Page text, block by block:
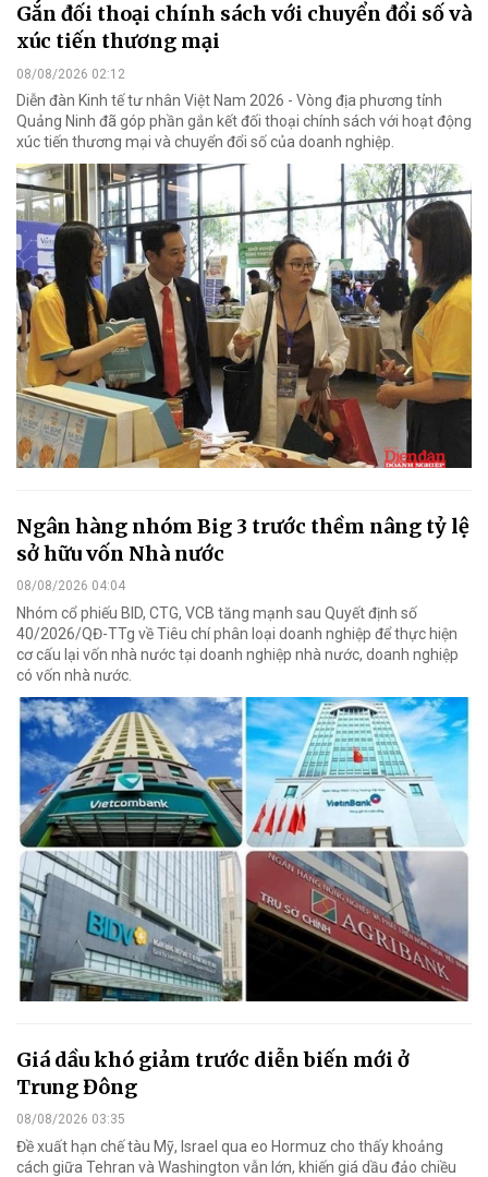
Gắn đối thoại chính sách với chuyển đổi số và
xúc tiến thương mại
08/08/2026 02:12
Diễn đàn Kinh tế tư nhân Việt Nam 2026 - Vòng địa phương tỉnh
Quảng Ninh đã góp phần gắn kết đối thoại chính sách với hoạt động
xúc tiến thương mại và chuyển đổi số của doanh nghiệp.
Ngân hàng nhóm Big 3 trước thềm nâng tỷ lệ
sở hữu vốn Nhà nước
08/08/2026 04:04
Nhóm cổ phiếu BID, CTG, VCB tăng mạnh sau Quyết định số
40/2026/QĐ-TTg về Tiêu chí phân loại doanh nghiệp để thực hiện
cơ cấu lại vốn nhà nước tại doanh nghiệp nhà nước, doanh nghiệp
có vốn nhà nước.
Giá dầu khó giảm trước diễn biến mới ở
Trung Đông
08/08/2026 03:35
Đề xuất hạn chế tàu Mỹ, Israel qua eo Hormuz cho thấy khoảng
cách giữa Tehran và Washington vẫn lớn, khiến giá dầu đảo chiều